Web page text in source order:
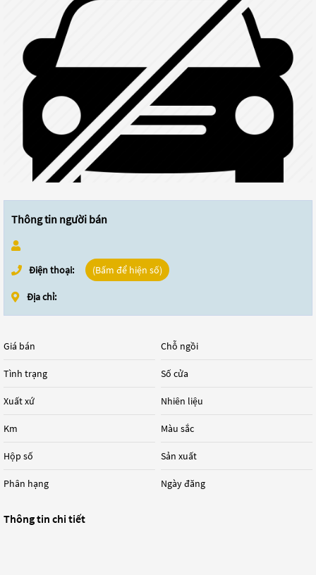
Thông tin người bán
Điện thoại: (Bấm để hiện số)
Địa chỉ:
Giá bán
Tình trạng
Xuất xứ
Km
Hộp số
Phân hạng
Chỗ ngồi
Số cửa
Nhiên liệu
Màu sắc
Sản xuất
Ngày đăng
Thông tin chi tiết